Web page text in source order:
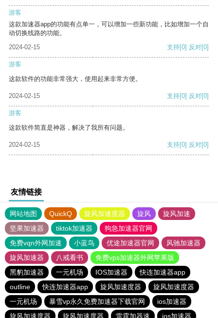
游客
这款加速器app的功能有点单一，可以增加一些新功能，比如增加一个自
动切换线路的功能。
2024-02-15
支持[0] 反对[0]
游客
这款软件的功能非常强大，使用起来非常方便。
2024-02-15 支持[0] 反对[0]
游客
这款软件简直是神器，解决了我所有问题。
2024-02-15 支持[0] 反对[0]
友情链接
网站地图 QuickQ 旋风加速度器 旋风
旋风加速
坚果加速器
tiktok加速器
狗急加速器官网
免费vqn外网加速
小蓝鸟 优途加速器官网
风驰加速器
旋风加速器
八戒看书
免费vps加速器外网苹果版
黑豹加速器
一元机场 IOS加速器
快连加速器app
outline
快连加速器app 旋风加速度器
旋风加速度器
一元机场
暴雪vp永久免费加速器下载官网
ios加速器
旋风加速度器
旋风加速度器 雷霆加器速 ios加速器